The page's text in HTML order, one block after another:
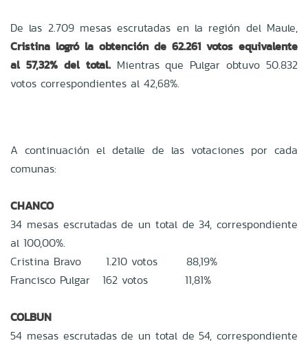
De las 2.709 mesas escrutadas en la región del Maule,
Cristina logró la obtención de 62.261 votos equivalente
al 57,32% del total.Mientras que Pulgar obtuvo 50.832
votos correspondientes al 42,68%.
A continuación el detalle de las votaciones por cada
comunas:
CHANCO
34 mesas escrutadas de un total de 34, correspondiente
al 100,00%.
Cristina Bravo 1.210 votos 88,19%
Francisco Pulgar 162 votos 11,81%
COLBUN
54 mesas escrutadas de un total de 54, correspondiente